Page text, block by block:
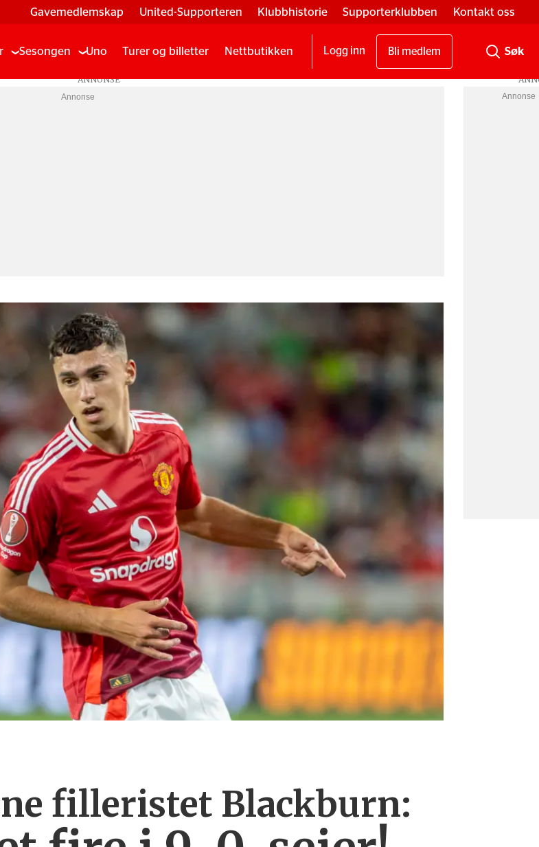
Gavemedlemskap United-Supporteren Klubbhistorie Supporterklubben Kontakt oss
Sesongen Uno Turer og billetter Nettbutikken Logg inn Bli medlem
Annonse
filleristet Blackburn:
Annonse